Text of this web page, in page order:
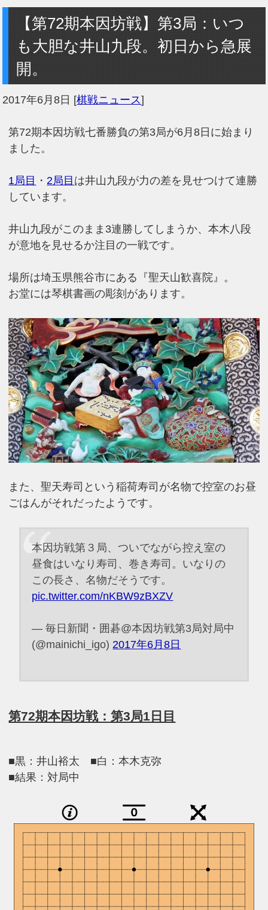
【第72期本因坊戦】第3局：いつ
も大胆な井山九段。初日から急展
開。
2017年6月8日 [棋戦ニュース]
第72期本因坊戦七番勝負の第3局が6月8日に始まり
ました。
1局目 ・ 2局目 は井山九段が力の差を見せつけて連勝
しています。
井山九段がこのまま3連勝してしまうか、本木八段
が意地を見せるか注目の一戦です。
場所は埼玉県熊谷市にある『聖天山歓喜院』。
お堂には琴棋書画の彫刻があります。
また、聖天寿司という稲荷寿司が名物で控室のお昼
ごはんがそれだったようです。
本因坊戦第３局、ついでながら控え室の
昼食はいなり寿司、巻き寿司。いなりの
この長さ、名物だそうです。
pic.twitter.com/nKBW9zBXZV
— 毎日新聞・囲碁@本因坊戦第3局対局中
(@mainichi_igo) 2017年6月8日
第72期本因坊戦：第3局1日目
■黒：井山裕太 ■白：本木克弥
■結果：対局中
0